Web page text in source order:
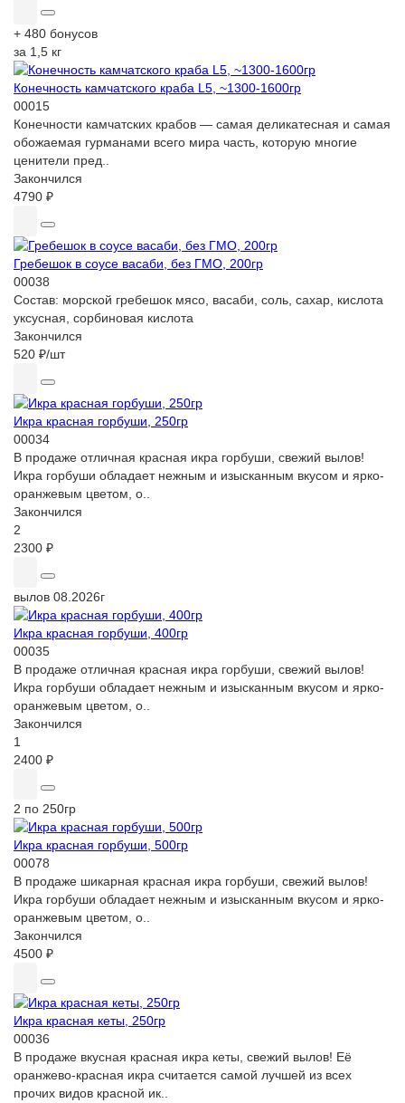
+ 480 бонусов
за 1,5 кг
Конечность камчатского краба L5, ~1300-1600гр
00015
Конечности камчатских крабов — самая деликатесная и самая
обожаемая гурманами всего мира часть, которую многие
ценители пред..
Закончился
4790 ₽
Гребешок в соусе васаби, без ГМО, 200гр
00038
Состав: морской гребешок мясо, васаби, соль, сахар, кислота
уксусная, сорбиновая кислота
Закончился
520 ₽/шт
Икра красная горбуши, 250гр
00034
В продаже отличная красная икра горбуши, свежий вылов!
Икра горбуши обладает нежным и изысканным вкусом и ярко-
оранжевым цветом, о..
Закончился
2
2300 ₽
вылов 08.2026г
Икра красная горбуши, 400гр
00035
В продаже отличная красная икра горбуши, свежий вылов!
Икра горбуши обладает нежным и изысканным вкусом и ярко-
оранжевым цветом, о..
Закончился
1
2400 ₽
2 по 250гр
Икра красная горбуши, 500гр
00078
В продаже шикарная красная икра горбуши, свежий вылов!
Икра горбуши обладает нежным и изысканным вкусом и ярко-
оранжевым цветом, о..
Закончился
4500 ₽
Икра красная кеты, 250гр
00036
В продаже вкусная красная икра кеты, свежий вылов! Её
оранжево-красная икра считается самой лучшей из всех
прочих видов красной ик..